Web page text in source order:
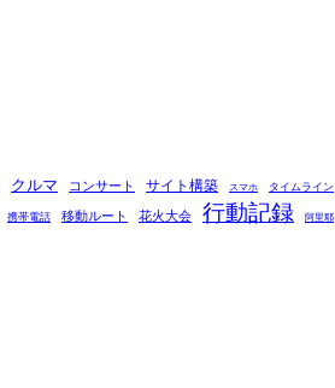
クルマ コンサート サイト構築 スマホ タイムライン
携帯電話 移動ルート 花火大会 行動記録 阿里耶